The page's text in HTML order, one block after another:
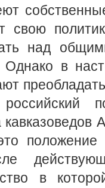
свою
над
Однако в
в